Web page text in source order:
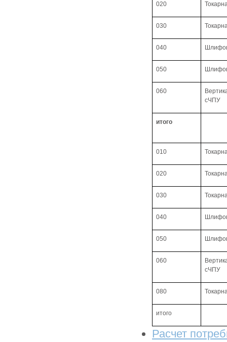
020
030
040
050
060
сЧПУ
итого
010
020
030
040
050
060
сЧПУ
080
итого
Расчет